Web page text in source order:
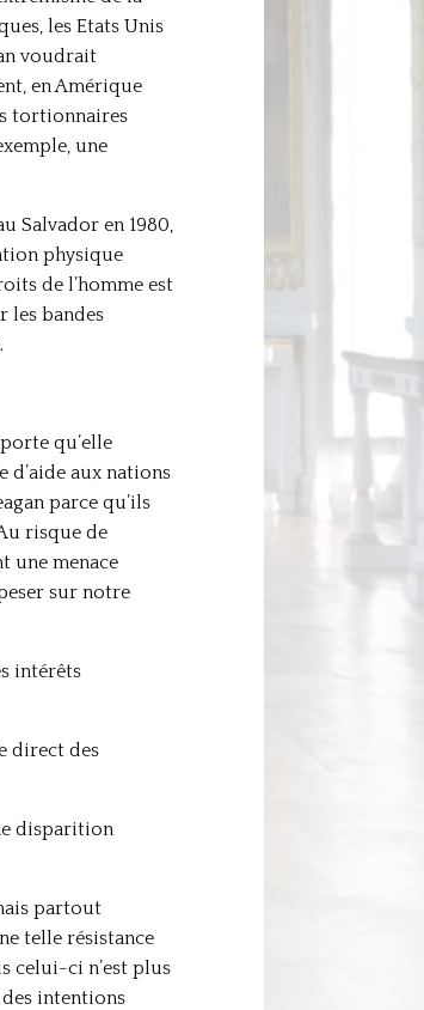
les Etats Unis
voudrait
en Amérique
tortionnaires
une
Salvador en 1980,
physique
de l’homme est
les bandes
qu’elle
aux nations
parce qu’ils
risque de
une menace
sur notre
intérêts
direct des
disparition
partout
telle résistance
celui-ci n’est plus
intentions